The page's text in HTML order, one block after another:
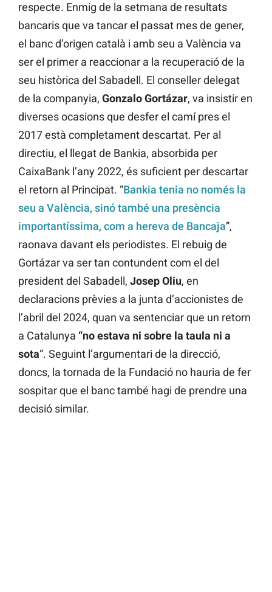
respecte. Enmig de la setmana de resultats
bancaris que va tancar el passat mes de gener,
el banc d’origen català i amb seu a València va
ser el primer a reaccionar a la recuperació de la
seu històrica del Sabadell. El conseller delegat
de la companyia, GonzaloGortázar, va insistir en
diverses ocasions que desfer el camí pres el
2017 està completament descartat. Per al
directiu, el llegat de Bankia, absorbida per
CaixaBank l’any 2022, és suficient per descartar
el retorn al Principat. “Bankia tenia no només la
seu a València, sinó també una presència
importantíssima, com a hereva de Bancaja”,
raonava davant els periodistes. El rebuig de
Gortázar va ser tan contundent com el del
president del Sabadell, JosepOliu, en
declaracions prèvies a la junta d’accionistes de
l’abril del 2024, quan va sentenciar que un retorn
a Catalunya “no estava ni sobre la taula ni a
sota“. Seguint l’argumentari de la direcció,
doncs, la tornada de la Fundació no hauria de fer
sospitar que el banc també hagi de prendre una
decisió similar.